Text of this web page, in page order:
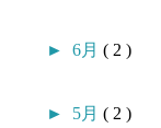
►6月( 2 )
► 5月( 2 )